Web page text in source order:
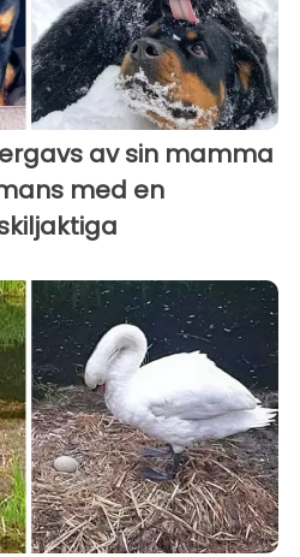
av sin mamma
med en